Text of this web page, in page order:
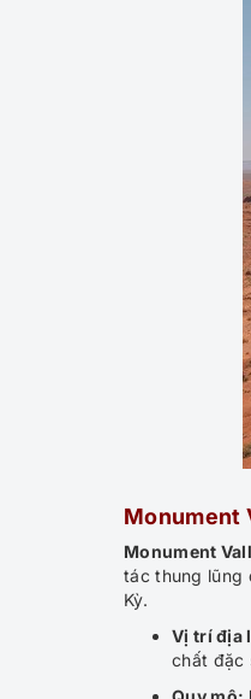
Monument
Monument
tác thung lũng
Kỳ.
Vị trí địa
chất đặc